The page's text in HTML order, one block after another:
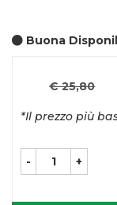
Buona
€ 25,80
*Il prezzo più
- +